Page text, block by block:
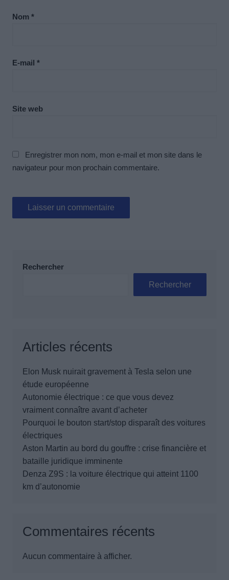
Nom *
E-mail *
Site web
Enregistrer mon nom, mon e-mail et mon site dans le
navigateur pour mon prochain commentaire.
Rechercher
Rechercher
Articles récents
Elon Musk nuirait gravement à Tesla selon une
étude européenne
Autonomie électrique : ce que vous devez
vraiment connaître avant d’acheter
Pourquoi le bouton start/stop disparaît des voitures
électriques
Aston Martin au bord du gouffre : crise financière et
bataille juridique imminente
Denza Z9S : la voiture électrique qui atteint 1100
km d’autonomie
Commentaires récents
Aucun commentaire à afficher.